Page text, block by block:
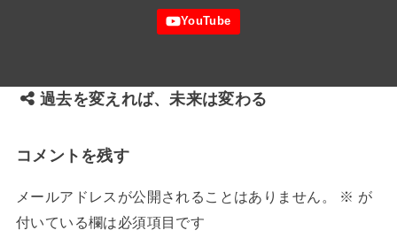
過去を変えれば、未来は変わる
コメントを残す
メールアドレスが公開されることはありません。 ※ が
付いている欄は必須項目です